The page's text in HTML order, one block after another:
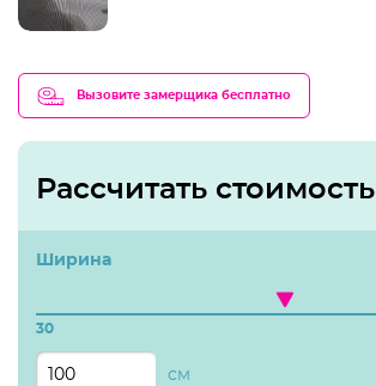
Вызовите замерщика бесплатно
Рассчитать стоимость
Ширина
30
см